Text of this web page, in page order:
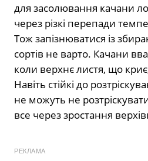
для засолювання качани
через різкі перепади
Тож запізнюватися із
сортів не варто. Качани
коли верхнє листя, що
Навіть стійкі до
не можуть не
все через зростання
РЕКЛАМА